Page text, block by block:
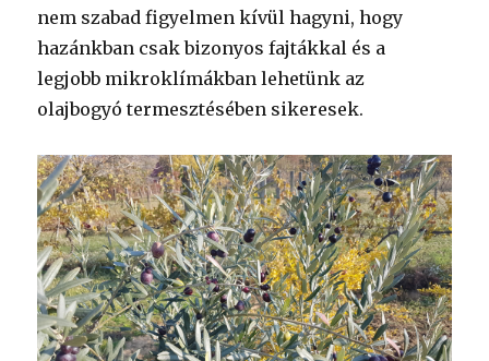
nem szabad figyelmen kívül hagyni, hogy
hazánkban csak bizonyos fajtákkal és a
legjobb mikroklímákban lehetünk az
olajbogyó termesztésében sikeresek.